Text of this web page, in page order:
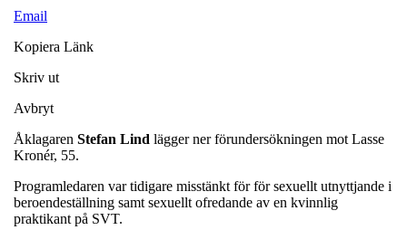
Email
Kopiera Länk
Skriv ut
Avbryt
Åklagaren Stefan Lind lägger ner förundersökningen mot Lasse
Kronér, 55.
Programledaren var tidigare misstänkt för för sexuellt utnyttjande i
beroendeställning samt sexuellt ofredande av en kvinnlig
praktikant på SVT.